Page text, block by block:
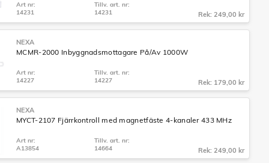
Art nr:
14231
Tillv. art. nr:
14231
Rek: 249,00 kr
NEXA
MCMR-2000 Inbyggnadsmottagare På/Av 1000W
Art nr:
14227
Tillv. art. nr:
14227
Rek: 179,00 kr
NEXA
MYCT-2107 Fjärrkontroll med magnetfäste 4-kanaler 433 MHz
Art nr:
A13854
Tillv. art. nr:
14664
Rek: 249,00 kr